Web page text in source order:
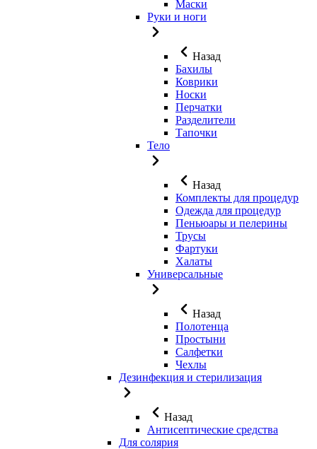
Маски
Руки и ноги
Назад
Бахилы
Коврики
Носки
Перчатки
Разделители
Тапочки
Тело
Назад
Комплекты для процедур
Одежда для процедур
Пеньюары и пелерины
Трусы
Фартуки
Халаты
Универсальные
Назад
Полотенца
Простыни
Салфетки
Чехлы
Дезинфекция и стерилизация
Назад
Антисептические средства
Для солярия